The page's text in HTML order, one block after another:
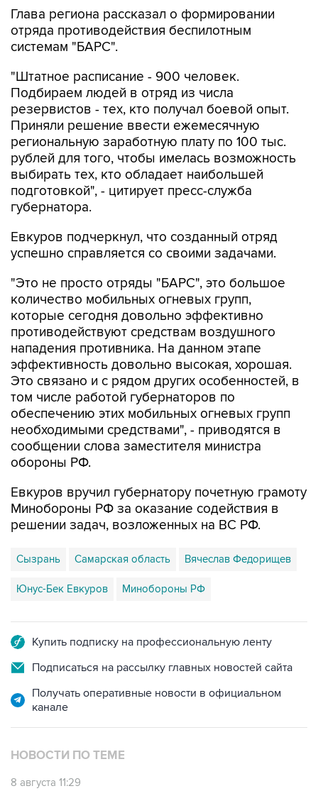
Глава региона рассказал о формировании
отряда противодействия беспилотным
системам "БАРС".
"Штатное расписание - 900 человек.
Подбираем людей в отряд из числа
резервистов - тех, кто получал боевой опыт.
Приняли решение ввести ежемесячную
региональную заработную плату по 100 тыс.
рублей для того, чтобы имелась возможность
выбирать тех, кто обладает наибольшей
подготовкой", - цитирует пресс-служба
губернатора.
Евкуров подчеркнул, что созданный отряд
успешно справляется со своими задачами.
"Это не просто отряды "БАРС", это большое
количество мобильных огневых групп,
которые сегодня довольно эффективно
противодействуют средствам воздушного
нападения противника. На данном этапе
эффективность довольно высокая, хорошая.
Это связано и с рядом других особенностей, в
том числе работой губернаторов по
обеспечению этих мобильных огневых групп
необходимыми средствами", - приводятся в
сообщении слова заместителя министра
обороны РФ.
Евкуров вручил губернатору почетную грамоту
Минобороны РФ за оказание содействия в
решении задач, возложенных на ВС РФ.
Сызрань Самарская область Вячеслав Федорищев
Юнус-Бек Евкуров Минобороны РФ
Купить подписку на профессиональную ленту
Подписаться на рассылку главных новостей сайта
Получать оперативные новости в официальном
канале
НОВОСТИ ПО ТЕМЕ
8 августа 11:29